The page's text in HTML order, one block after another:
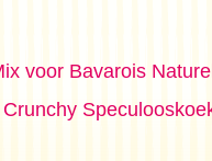
voor Bavarois